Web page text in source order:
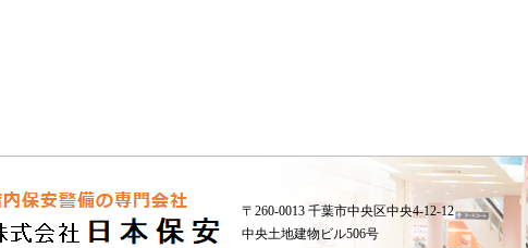
〒260-0013 千葉市中央区中央4-12-12
中央土地建物ビル506号